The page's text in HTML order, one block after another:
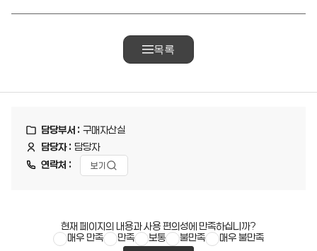
목록
담당부서 : 구매자산실
담당자 : 담당자
연락처 :
보기
현재 페이지의 내용과 사용 편의성에 만족하십니까?
매우 만족
만족 보통 불만족 매우 불만족